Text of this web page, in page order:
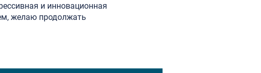
и инновационная
желаю продолжать